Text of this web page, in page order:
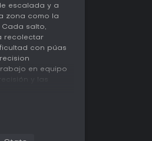
escalada y a
zona como la
Cada salto,
recolectar
con púas
en equipo
y las
two players
levels. Play as